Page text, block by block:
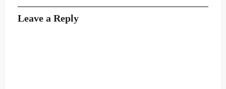
Leave a Reply